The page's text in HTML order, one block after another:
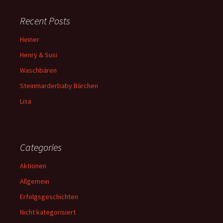
Recent Posts
Heiner
Henry & Susi
Waschbären
Steinmarderbaby Bärchen
Lisa
Categories
Aktionen
Allgemein
Erfolgsgeschichten
Nicht kategorisiert